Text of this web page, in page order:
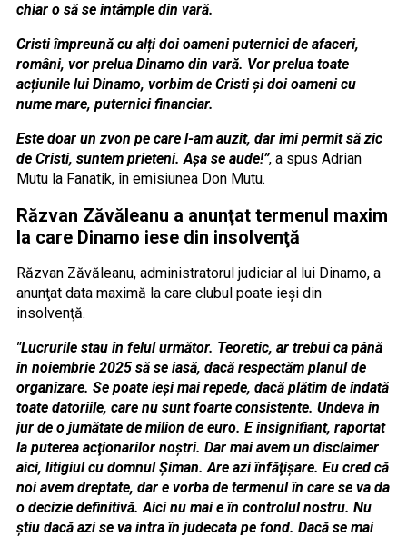
chiar o să se întâmple din vară.
Cristi împreună cu alți doi oameni puternici de afaceri,
români, vor prelua Dinamo din vară. Vor prelua toate
acțiunile lui Dinamo, vorbim de Cristi și doi oameni cu
nume mare, puternici financiar.
Este doar un zvon pe care l-am auzit, dar îmi permit să zic
de Cristi, suntem prieteni. Așa se aude!”, a spus Adrian
Mutu la Fanatik, în emisiunea Don Mutu.
Răzvan Zăvăleanu a anunţat termenul maxim
la care Dinamo iese din insolvenţă
Răzvan Zăvăleanu, administratorul judiciar al lui Dinamo, a
anunţat data maximă la care clubul poate ieşi din
insolvenţă.
"Lucrurile stau în felul următor. Teoretic, ar trebui ca până
în noiembrie 2025 să se iasă, dacă respectăm planul de
organizare. Se poate ieşi mai repede, dacă plătim de îndată
toate datoriile, care nu sunt foarte consistente. Undeva în
jur de o jumătate de milion de euro. E insignifiant, raportat
la puterea acţionarilor noştri. Dar mai avem un disclaimer
aici, litigiul cu domnul Şiman. Are azi înfăţişare. Eu cred că
noi avem dreptate, dar e vorba de termenul în care se va da
o decizie definitivă. Aici nu mai e în controlul nostru. Nu
ştiu dacă azi se va intra în judecata pe fond. Dacă se mai